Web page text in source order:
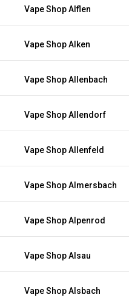
Vape Shop Alflen
Vape Shop Alken
Vape Shop Allenbach
Vape Shop Allendorf
Vape Shop Allenfeld
Vape Shop Almersbach
Vape Shop Alpenrod
Vape Shop Alsau
Vape Shop Alsbach